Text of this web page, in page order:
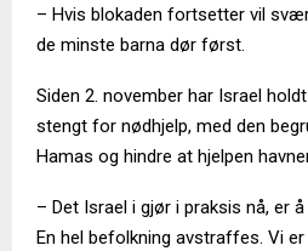
– Hvis blokaden fortsetter vil
de minste barna dør først.
Siden 2. november har Israel
stengt for nødhjelp, med den
Hamas og hindre at hjelpen
– Det Israel i gjør i praksis nå, er
En hel befolkning avstraffes. Vi